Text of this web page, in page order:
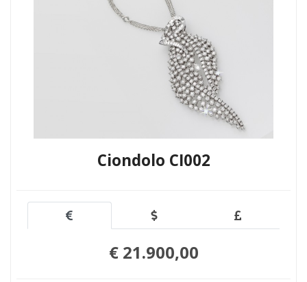
Ciondolo CI002
€ 21.900,00